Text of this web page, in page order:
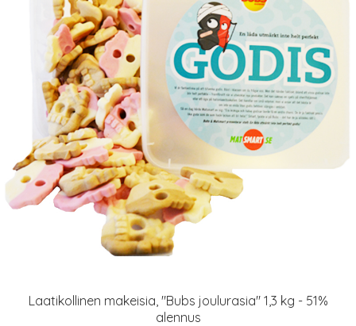
Laatikollinen makeisia, "Bubs joulurasia" 1,3 kg - 51%
alennus